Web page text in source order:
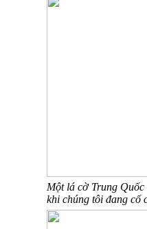
Một lá cờ Trung
khi chúng tôi đang cố